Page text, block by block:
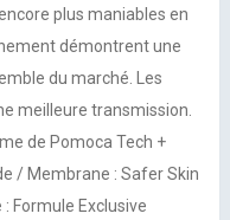
plus maniables en
démontrent une
du marché. Les
meilleure transmission.
de Pomoca Tech +
/ Membrane : Safer Skin
Formule Exclusive